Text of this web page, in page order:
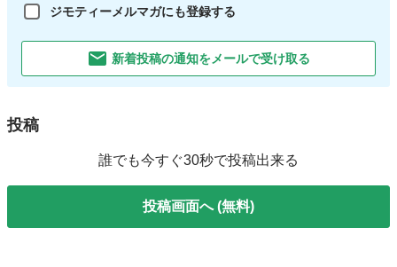
ジモティーメルマガにも登録する
新着投稿の通知をメールで受け取る
投稿
誰でも今すぐ30秒で投稿出来る
投稿画面へ (無料)